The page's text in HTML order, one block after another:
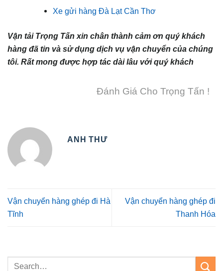
Xe gửi hàng Đà Lạt Cần Thơ
Vận tải Trọng Tấn xin chân thành cảm ơn quý khách
hàng đã tin và sử dụng dịch vụ vận chuyển của chúng
tôi. Rất mong được hợp tác dài lâu với quý khách
Đánh Giá Cho Trọng Tấn !
ANH THƯ
Vận chuyển hàng ghép đi Hà
Tĩnh
Vận chuyển hàng ghép đi
Thanh Hóa